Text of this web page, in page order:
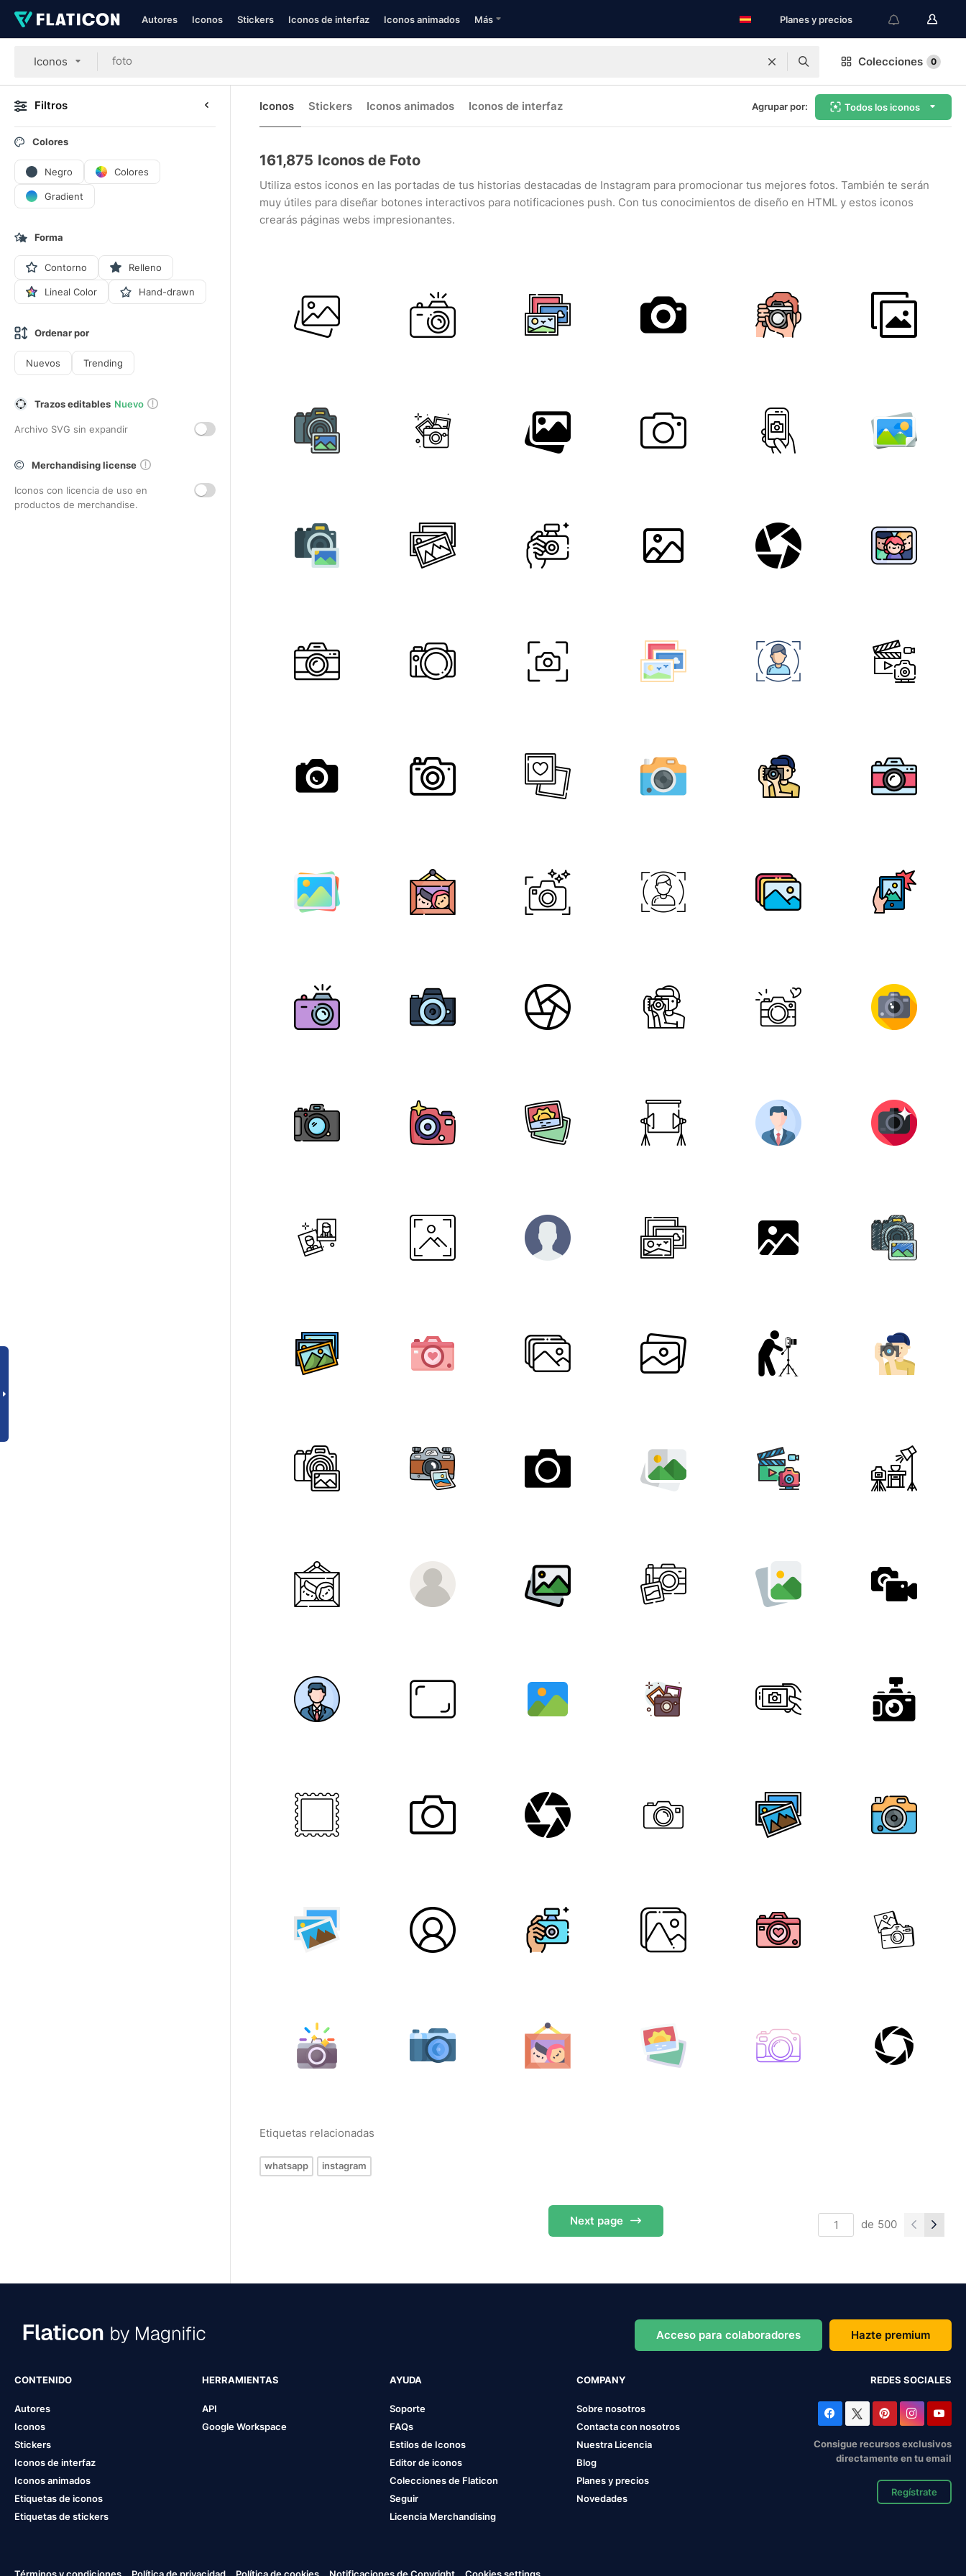
Autores Iconos Stickers Iconos de interfaz Iconos animados Más Planes y precios
Iconos Colecciones 0
Filtros
Colores
Negro Colores
Gradient
Forma
Contorno Relleno
Lineal Color Hand-drawn
Ordenar por
Nuevos Trending
Trazos editables Nuevo
Archivo SVG sin expandir
Merchandising license
Iconos con licencia de uso en
productos de merchandise.
Iconos Stickers Iconos animados Iconos de interfaz Agrupar por: Todos los iconos
161,875 Iconos de Foto
Utiliza estos iconos en las portadas de tus historias destacadas de Instagram para promocionar tus mejores fotos. También te serán
muy útiles para diseñar botones interactivos para notificaciones push. Con tus conocimientos de diseño en HTML y estos iconos
crearás páginas webs impresionantes.
Etiquetas relacionadas
whatsapp instagram
Next page de 500
Acceso para colaboradores Hazte premium
CONTENIDO
Autores
Iconos
Stickers
Iconos de interfaz
Iconos animados
Etiquetas de iconos
Etiquetas de stickers
HERRAMIENTAS
API
Google Workspace
AYUDA
Soporte
FAQs
Estilos de Iconos
Editor de iconos
Colecciones de Flaticon
Seguir
Licencia Merchandising
COMPANY
Sobre nosotros
Contacta con nosotros
Nuestra Licencia
Blog
Planes y precios
Novedades
REDES SOCIALES
Consigue recursos exclusivos
directamente en tu email
Regístrate